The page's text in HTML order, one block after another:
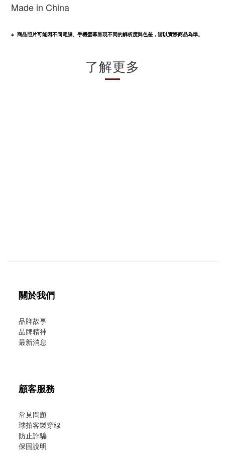
Made in China
※  商品照片可能因不同電腦、手機螢幕呈現不同的解析度與色差，請以實際商品為準。
了解更多
關於我們
品牌故事
品牌精神
最新消息
顧客服務
常見問題
球拍客製穿線
防止詐騙
保固說明